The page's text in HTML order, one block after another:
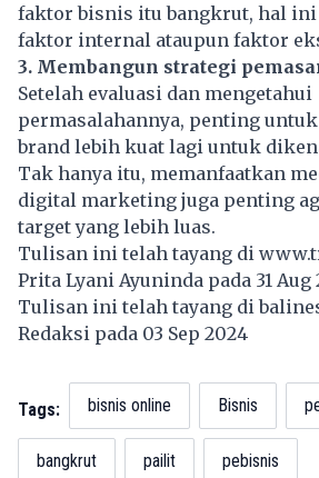
faktor bisnis itu bangkrut, hal
faktor internal ataupun faktor
3. Membangun strategi
Setelah evaluasi dan mengetahui
permasalahannya, penting
brand lebih kuat lagi untuk
Tak hanya itu, memanfaatkan
digital marketing juga penting
target yang lebih luas.
Tulisan ini telah tayang di
Prita Lyani Ayuninda pada 31 Aug
Tulisan ini telah tayang di
Redaksi pada 03 Sep 2024
Tags: bisnis online Bisnis
bangkrut pailit pebisnis